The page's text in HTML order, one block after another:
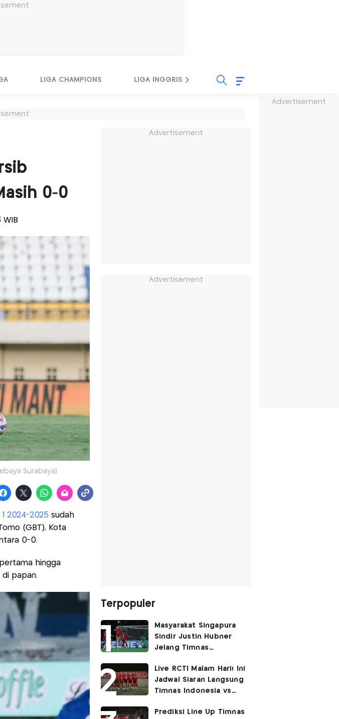
Advertisement
LIGA CHAMPIONS LIGA INGGRIS LIGA ITALIA
0-0
WIB
Surabaya)
1 2024-2025 sudah
(GBT), Kota
0-0.
hingga
papan.
Advertisement
Advertisement
Terpopuler
Masyarakat Singapura
Sindir Justin Hubner
Jelang Timnas
Ia Seolah-olah Lahir di
Permukiman Kumuh
Jakarta Barat!
Live RCTI Malam Hari! Ini
Jadwal Siaran Langsung
Timnas Indonesia vs
2026
Prediksi Line Up Timnas